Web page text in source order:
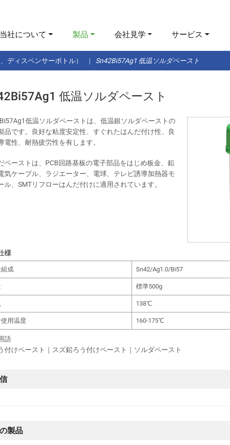
当社について 製品 会社見学 サービス
ディスペンサーボトル） Sn42Bi57Ag1 低温ソルダペースト
低温ソルダペースト
低温ソルダペーストは、低温銀ソルダペーストの
品です。良好な粘度安定性、すぐれたはんだ付け性、良
電性、耐熱疲労性を有します。
ペーストは、PCB回路基板の電子部品をはじめ板金、鉛
気ケーブル、ラジエーター、電球、テレビ誘導加熱器モ
ル、SMTリフローはんだ付けに適用されています。
様
成 Sn42/Ag1.0/Bi57
標準500g
138℃
用温度 160-175℃
語
付けペースト｜スズ鉛ろう付けペースト｜ソルダペースト
製品